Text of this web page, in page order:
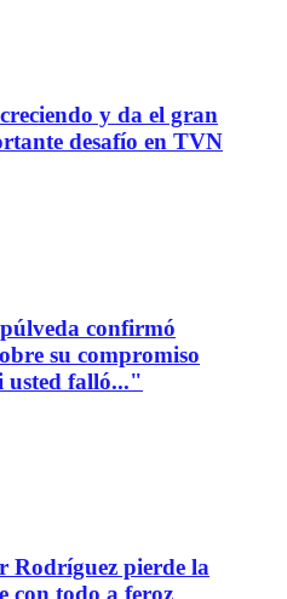
y da el gran
desafío en TVN
confirmó
su compromiso
usted falló..."
Rodríguez pierde la
con todo a feroz